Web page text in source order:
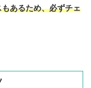
あるため、必ずチェ